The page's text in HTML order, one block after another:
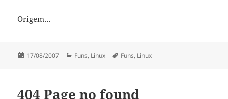
Origem…
Publicado
17/08/2007 Categorias
Funs, Linux Etiquetas
Funs, Linux
404 Page no found